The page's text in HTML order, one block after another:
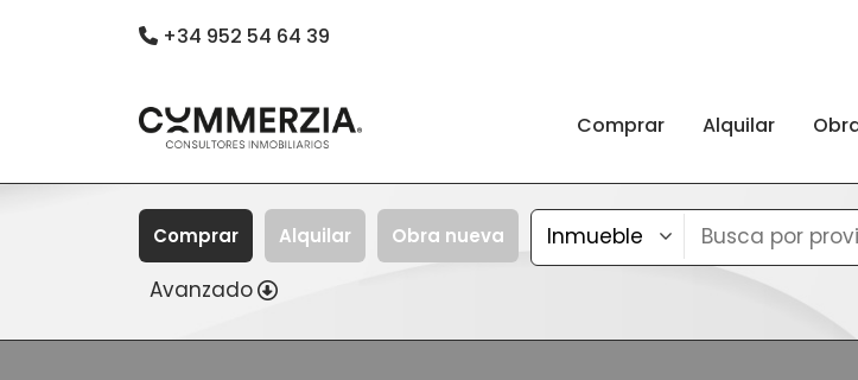
+34 952 54 64 39
Comprar Alquilar
Comprar Alquilar Obra nueva
Avanzado